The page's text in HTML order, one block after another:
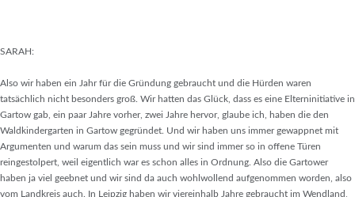
SARAH:
Also wir haben ein Jahr für die Gründung gebraucht und die Hürden waren
tatsächlich nicht besonders groß. Wir hatten das Glück, dass es eine Elterninitiative in
Gartow gab, ein paar Jahre vorher, zwei Jahre hervor, glaube ich, haben die den
Waldkindergarten in Gartow gegründet. Und wir haben uns immer gewappnet mit
Argumenten und warum das sein muss und wir sind immer so in offene Türen
reingestolpert, weil eigentlich war es schon alles in Ordnung. Also die Gartower
haben ja viel geebnet und wir sind da auch wohlwollend aufgenommen worden, also
vom Landkreis auch. In Leipzig haben wir viereinhalb Jahre gebraucht im Wendland,